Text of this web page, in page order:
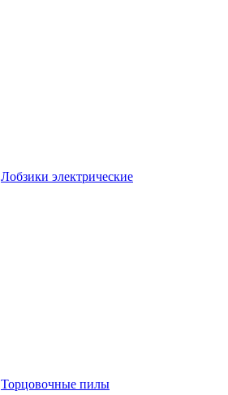
Лобзики электрические
Торцовочные пилы